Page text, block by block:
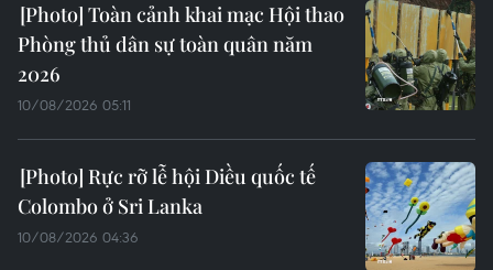
Toàn cảnh khai mạc Hội thao
Phòng thủ dân sự toàn quân năm
2026
10/08/2026 05:11
Rực rỡ lễ hội Diều quốc tế
Colombo ở Sri Lanka
10/08/2026 04:36